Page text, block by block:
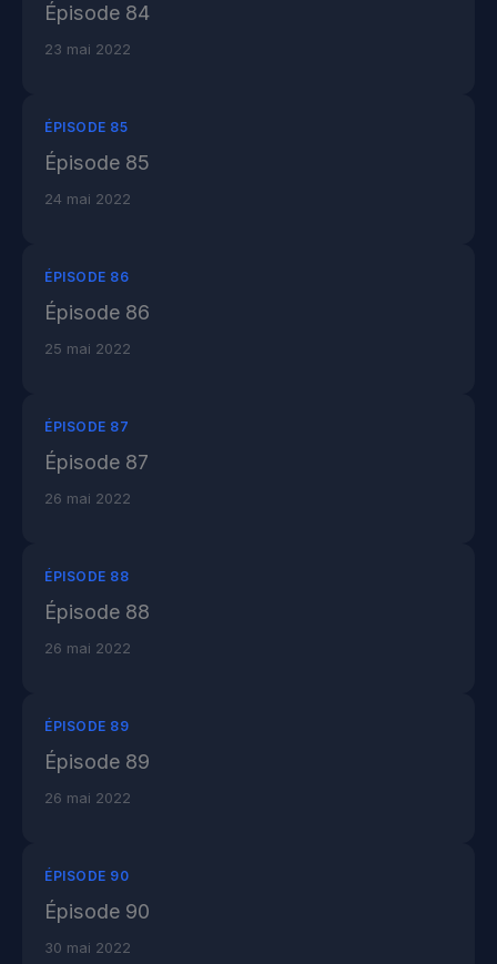
Épisode 84
23 mai 2022
ÉPISODE 85
Épisode 85
24 mai 2022
ÉPISODE 86
Épisode 86
25 mai 2022
ÉPISODE 87
Épisode 87
26 mai 2022
ÉPISODE 88
Épisode 88
26 mai 2022
ÉPISODE 89
Épisode 89
26 mai 2022
ÉPISODE 90
Épisode 90
30 mai 2022